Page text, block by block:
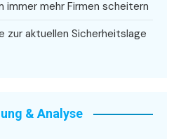
immer mehr Firmen scheitern
zur aktuellen Sicherheitslage
& Analyse